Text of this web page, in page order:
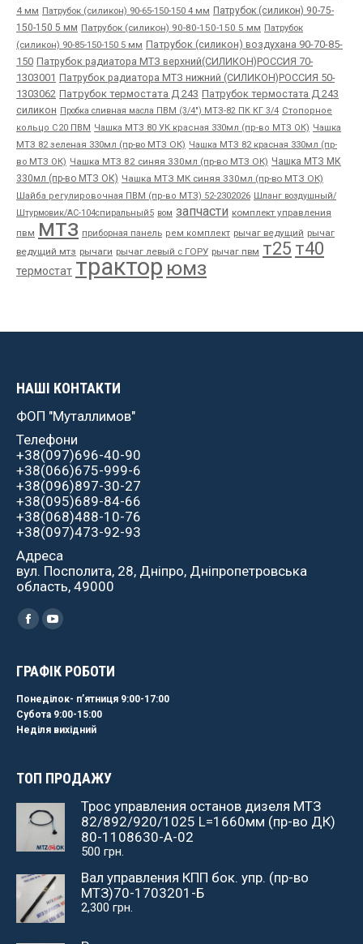
4 мм Патрубок (силикон) 90-65-150-150 4 мм Патрубок (силикон) 90-75-
150-150 5 мм Патрубок (силикон) 90-80-150-150 5 мм Патрубок
(силикон) 90-85-150-150 5 мм Патрубок (силикон) воздухана 90-70-85-
150 Патрубок радиатора МТЗ верхний(СИЛИКОН)РОССИЯ 70-
1303001 Патрубок радиатора МТЗ нижний (СИЛИКОН)РОССИЯ 50-
1303062 Патрубок термостата Д 243 Патрубок термостата Д 243
силикон Пробка сливная масла ПВМ (3/4") МТЗ-82 ПК КГ 3/4 Стопорное
кольцо С20 ПВМ Чашка МТЗ 80 УК красная 330мл (пр-во МТЗ ОК) Чашка
МТЗ 82 зеленая 330мл (пр-во МТЗ ОК) Чашка МТЗ 82 красная 330мл (пр-
во МТЗ ОК) Чашка МТЗ 82 синяя 330мл (пр-во МТЗ ОК) Чашка МТЗ МК
330мл (пр-во МТЗ ОК) Чашка МТЗ МК синяя 330мл (пр-во МТЗ ОК)
Шайба регулировочная ПВМ (пр-во МТЗ) 52-2302026 Шланг воздушный/
Штурмовик/АС-104спиральный5 вом запчасти комплект управления
пвм мтз приборная панель рем комплект рычаг ведущий рычаг
ведущий мтз рычаги рычаг левый с ГОРУ рычаг пвм т25 т40
термостат трактор юмз
НАШІ КОНТАКТИ
ФОП "Муталлимов"
Телефони
+38(097)696-40-90
+38(066)675-999-6
+38(096)897-30-27
+38(095)689-84-66
+38(068)488-10-76
+38(097)473-92-93
Адреса
вул. Посполита, 28, Дніпро, Дніпропетровська
область, 49000
Найдите нас:
Facebook
YouTube
ГРАФІК РОБОТИ
Понеділок- пʼятниця 9:00-17:00
Субота 9:00-15:00
Неділя вихідний
ТОП ПРОДАЖУ
Трос управления останов дизеля МТЗ
82/892/920/1025 L=1660мм (пр-во ДК)
80-1108630-А-02
500 грн.
Вал управления КПП бок. упр. (пр-во
МТЗ)70-1703201-Б
2,300 грн.